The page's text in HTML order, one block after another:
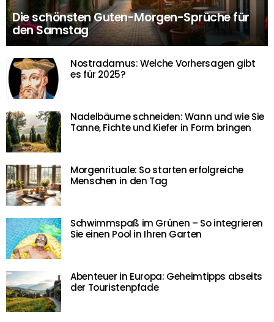
Die schönsten Guten-Morgen-Sprüche für
den Samstag
Nostradamus: Welche Vorhersagen gibt
es für 2025?
Nadelbäume schneiden: Wann und wie Sie
Tanne, Fichte und Kiefer in Form bringen
Morgenrituale: So starten erfolgreiche
Menschen in den Tag
Schwimmspaß im Grünen – So integrieren
Sie einen Pool in Ihren Garten
Abenteuer in Europa: Geheimtipps abseits
der Touristenpfade